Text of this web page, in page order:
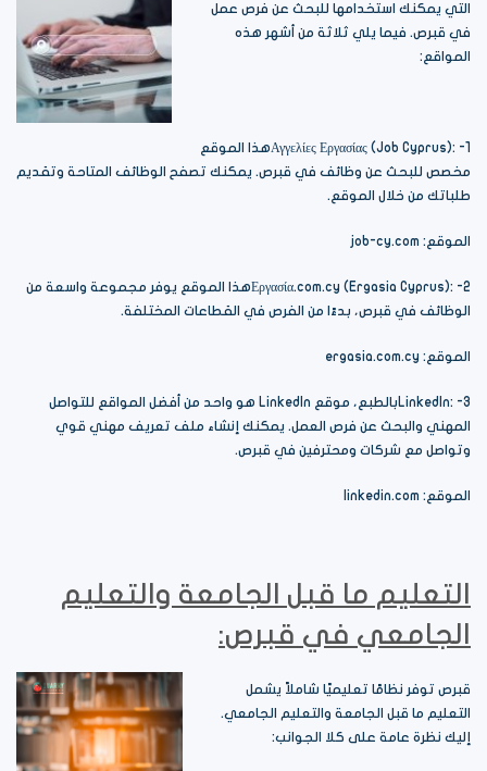
التي يمكنك استخدامها للبحث عن فرص عمل
في قبرص. فيما يلي ثلاثة من أشهر هذه
المواقع:
Αγγελίες Εργασίας (Job Cyprus): -1هذا الموقع
مخصص للبحث عن وظائف في قبرص. يمكنك تصفح الوظائف المتاحة وتقديم
طلباتك من خلال الموقع.
الموقع: job-cy.com
Εργασία.com.cy (Ergasia Cyprus): -2هذا الموقع يوفر مجموعة واسعة من
الوظائف في قبرص، بدءًا من الفرص في القطاعات المختلفة.
الموقع: ergasia.com.cy
LinkedIn: -3بالطبع، موقع LinkedIn هو واحد من أفضل المواقع للتواصل
المهني والبحث عن فرص العمل. يمكنك إنشاء ملف تعريف مهني قوي
وتواصل مع شركات ومحترفين في قبرص.
الموقع: linkedin.com
التعليم ما قبل الجامعة والتعليم
الجامعي في قبرص:
قبرص توفر نظامًا تعليميًا شاملاً يشمل
التعليم ما قبل الجامعة والتعليم الجامعي.
إليك نظرة عامة على كلا الجوانب: